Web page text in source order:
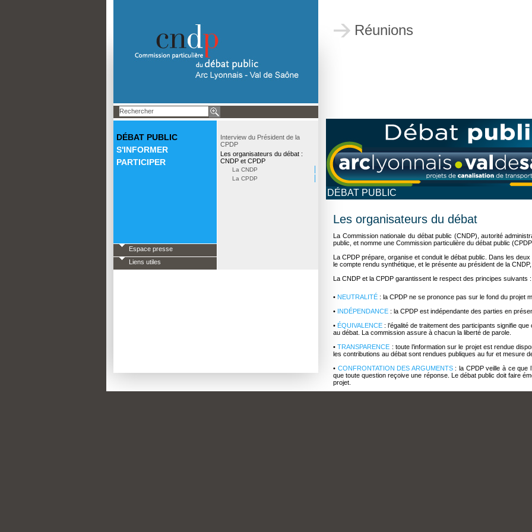
DÉBAT PUBLIC
S'INFORMER
PARTICIPER
Espace presse
Liens utiles
Interview du Président de la
CPDP
Les organisateurs du débat :
CNDP et CPDP
La CNDP
La CPDP
Réunions
DÉBAT PUBLIC
Les organisateurs du débat
La Commission nationale du débat public (CNDP), autorité
public, et nomme une Commission particulière du débat public
La CPDP prépare, organise et conduit le débat public. Dans les
le compte rendu synthétique, et le présente au président de la
La CNDP et la CPDP garantissent le respect des principes suivants :
• NEUTRALITÉ : la CPDP ne se prononce pas sur le fond du projet
• INDÉPENDANCE : la CPDP est indépendante des parties en
• ÉQUIVALENCE : l’égalité de traitement des participants signifie
au débat. La commission assure à chacun la liberté de parole.
•TRANSPARENCE : toute l’information sur le projet est rendue
les contributions au débat sont rendues publiques au fur et mesure
• CONFRONTATION DES ARGUMENTS: la CPDP veille à ce que
que toute question reçoive une réponse. Le débat public doit faire
projet.